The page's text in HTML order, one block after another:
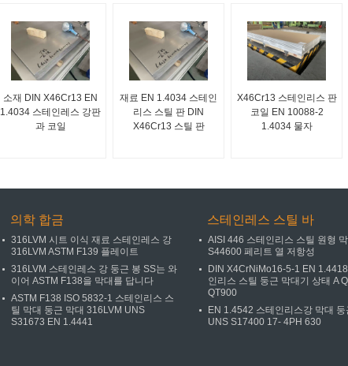
소재 DIN X46Cr13 EN
1.4034 스테인레스 강판
과 코일
재료 EN 1.4034 스테인
리스 스틸 판 DIN
X46Cr13 스틸 판
X46Cr13 스테인리스 판
코일 EN 10088-2
1.4034 물자
의학 합금
316LVM 시트 이식 재료 스테인레스 강
316LVM ASTM F139 플레이트
316LVM 스테인레스 강 둥근 봉 SS는 와
이어 ASTM F138을 막대를 답니다
ASTM F138 ISO 5832-1 스테인리스 스
틸 막대 둥근 막대 316LVM UNS
S31673 EN 1.4441
스테인레스 스틸 바
AISI 446 스테인리스 스틸 원형
S44600 페리트 열 저항성
DIN X4CrNiMo16-5-1 EN 1.4418
인리스 스틸 둥근 막대기 상태 A
QT900
EN 1.4542 스테인리스강 막대 둥
UNS S17400 17- 4PH 630